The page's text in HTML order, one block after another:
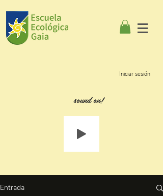
Iniciar sesión
sound on!
Entrada